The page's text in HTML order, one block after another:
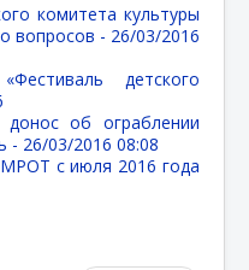
комитета культуры
вопросов - 26/03/2016
детского
об ограблении
- 26/03/2016 08:08
с июля 2016 года